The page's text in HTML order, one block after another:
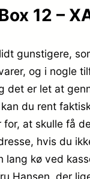
12 –
gunstigere,
og i
er let at
du rent
at skulle få
hvis du
kø ved
der